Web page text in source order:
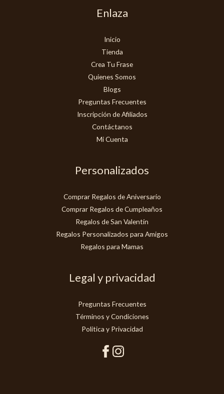
Enlaza
Inicio
Tienda
Crea Tu Frase
Quienes Somos
Blogs
Preguntas Frecuentes
Inscripción de Afiliados
Contáctanos
Mi Cuenta
Personalizados
Comprar Regalos de Aniversario
Comprar Regalos de Cumpleaños
Regalos de San Valentín
Regalos Personalizados para Amigos
Regalos para Mamas
Legal y privacidad
Preguntas Frecuentes
Términos y Condiciones
Politica y Privacidad